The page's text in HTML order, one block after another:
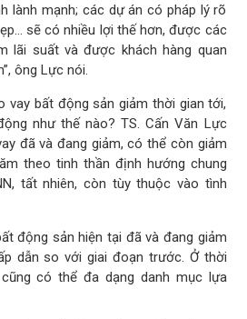
lành mạnh; các dự án có pháp lý rõ
sẽ có nhiều lợi thế hơn, được các
lãi suất và được khách hàng quan
ông Lực nói.
vay bất động sản giảm thời gian tới,
như thế nào? TS. Cấn Văn Lực
đã và đang giảm, có thể còn giảm
theo tinh thần định hướng chung
tất nhiên, còn tùy thuộc vào tình
động sản hiện tại đã và đang giảm
dẫn so với giai đoạn trước. Ở thời
có thể đa dạng danh mục lựa